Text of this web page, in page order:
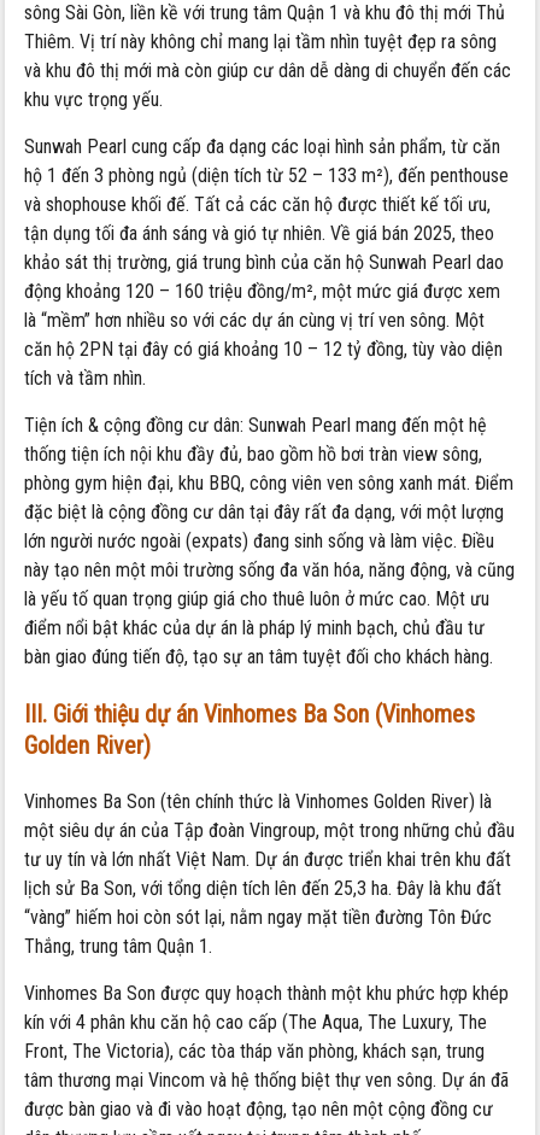
sông Sài Gòn, liền kề với trung tâm Quận 1 và khu đô thị mới Thủ
Thiêm. Vị trí này không chỉ mang lại tầm nhìn tuyệt đẹp ra sông
và khu đô thị mới mà còn giúp cư dân dễ dàng di chuyển đến các
khu vực trọng yếu.
Sunwah Pearl cung cấp đa dạng các loại hình sản phẩm, từ căn
hộ 1 đến 3 phòng ngủ (diện tích từ 52 – 133 m²), đến penthouse
và shophouse khối đế. Tất cả các căn hộ được thiết kế tối ưu,
tận dụng tối đa ánh sáng và gió tự nhiên. Về giá bán 2025, theo
khảo sát thị trường, giá trung bình của căn hộ Sunwah Pearl dao
động khoảng 120 – 160 triệu đồng/m², một mức giá được xem
là “mềm” hơn nhiều so với các dự án cùng vị trí ven sông. Một
căn hộ 2PN tại đây có giá khoảng 10 – 12 tỷ đồng, tùy vào diện
tích và tầm nhìn.
Tiện ích & cộng đồng cư dân: Sunwah Pearl mang đến một hệ
thống tiện ích nội khu đầy đủ, bao gồm hồ bơi tràn view sông,
phòng gym hiện đại, khu BBQ, công viên ven sông xanh mát. Điểm
đặc biệt là cộng đồng cư dân tại đây rất đa dạng, với một lượng
lớn người nước ngoài (expats) đang sinh sống và làm việc. Điều
này tạo nên một môi trường sống đa văn hóa, năng động, và cũng
là yếu tố quan trọng giúp giá cho thuê luôn ở mức cao. Một ưu
điểm nổi bật khác của dự án là pháp lý minh bạch, chủ đầu tư
bàn giao đúng tiến độ, tạo sự an tâm tuyệt đối cho khách hàng.
III. Giới thiệu dự án Vinhomes Ba Son (Vinhomes
Golden River)
Vinhomes Ba Son (tên chính thức là Vinhomes Golden River) là
một siêu dự án của Tập đoàn Vingroup, một trong những chủ đầu
tư uy tín và lớn nhất Việt Nam. Dự án được triển khai trên khu đất
lịch sử Ba Son, với tổng diện tích lên đến 25,3 ha. Đây là khu đất
“vàng” hiếm hoi còn sót lại, nằm ngay mặt tiền đường Tôn Đức
Thắng, trung tâm Quận 1.
Vinhomes Ba Son được quy hoạch thành một khu phức hợp khép
kín với 4 phân khu căn hộ cao cấp (The Aqua, The Luxury, The
Front, The Victoria), các tòa tháp văn phòng, khách sạn, trung
tâm thương mại Vincom và hệ thống biệt thự ven sông. Dự án đã
được bàn giao và đi vào hoạt động, tạo nên một cộng đồng cư